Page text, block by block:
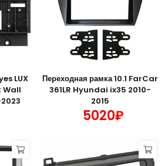
LUX
Wall
Переходная рамка 10.1 FarCar
361LR Hyundai ix35 2010-
2015
5020₽